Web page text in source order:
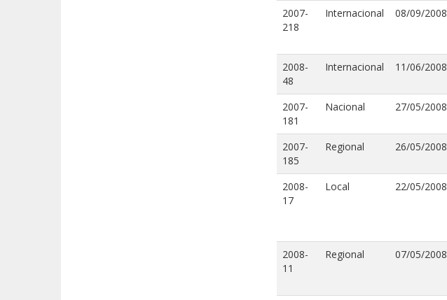
2007-
218
Internacional 08/09/2008
2008-
48
Internacional 11/06/2008
2007-
181
Nacional 27/05/2008
2007-
185
Regional 26/05/2008
2008-
17
Local 22/05/2008
2008-
11
Regional 07/05/2008